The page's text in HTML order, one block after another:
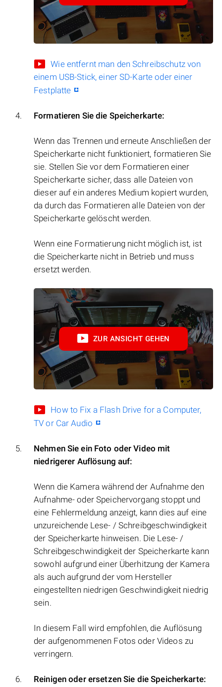
Wie entfernt man den Schreibschutz von
einem USB-Stick, einer SD-Karte oder einer
Festplatte
Formatieren Sie die Speicherkarte:
Wenn das Trennen und erneute Anschließen der
Speicherkarte nicht funktioniert, formatieren Sie
sie. Stellen Sie vor dem Formatieren einer
Speicherkarte sicher, dass alle Dateien von
dieser auf ein anderes Medium kopiert wurden,
da durch das Formatieren alle Dateien von der
Speicherkarte gelöscht werden.
Wenn eine Formatierung nicht möglich ist, ist
die Speicherkarte nicht in Betrieb und muss
ersetzt werden.
ZUR ANSICHT GEHEN
How to Fix a Flash Drive for a Computer,
TV or Car Audio
Nehmen Sie ein Foto oder Video mit
niedrigerer Auflösung auf:
Wenn die Kamera während der Aufnahme den
Aufnahme- oder Speichervorgang stoppt und
eine Fehlermeldung anzeigt, kann dies auf eine
unzureichende Lese- / Schreibgeschwindigkeit
der Speicherkarte hinweisen. Die Lese- /
Schreibgeschwindigkeit der Speicherkarte kann
sowohl aufgrund einer Überhitzung der Kamera
als auch aufgrund der vom Hersteller
eingestellten niedrigen Geschwindigkeit niedrig
sein.
In diesem Fall wird empfohlen, die Auflösung
der aufgenommenen Fotos oder Videos zu
verringern.
Reinigen oder ersetzen Sie die Speicherkarte: